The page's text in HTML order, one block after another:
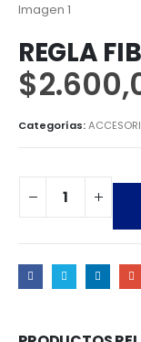
REGLA
$
Categorías: